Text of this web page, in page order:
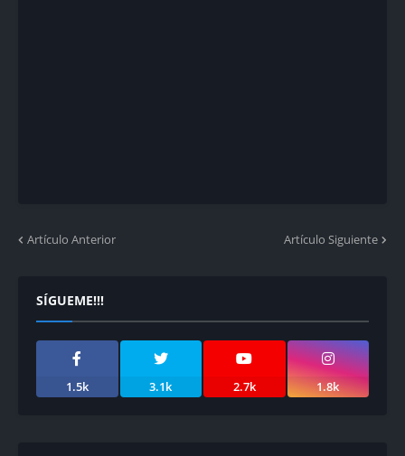
Artículo Anterior Artículo Siguiente
SÍGUEME!!!
1.5k 3.1k 2.7k 1.8k